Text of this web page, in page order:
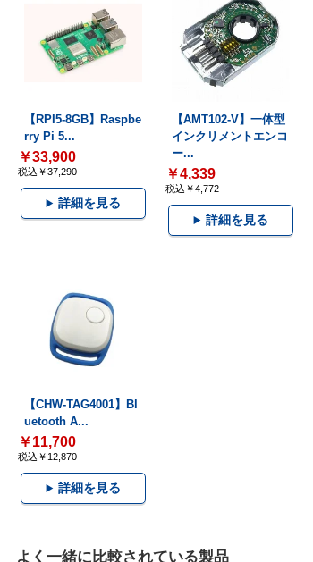
【RPI5-8GB】Raspbe
rry Pi 5...
￥33,900
税込￥37,290
詳細を見る
【AMT102-V】一体型
インクリメントエンコ
ー...
￥4,339
税込￥4,772
詳細を見る
【CHW-TAG4001】Bl
uetooth A...
￥11,700
税込￥12,870
詳細を見る
よく一緒に比較されている製品